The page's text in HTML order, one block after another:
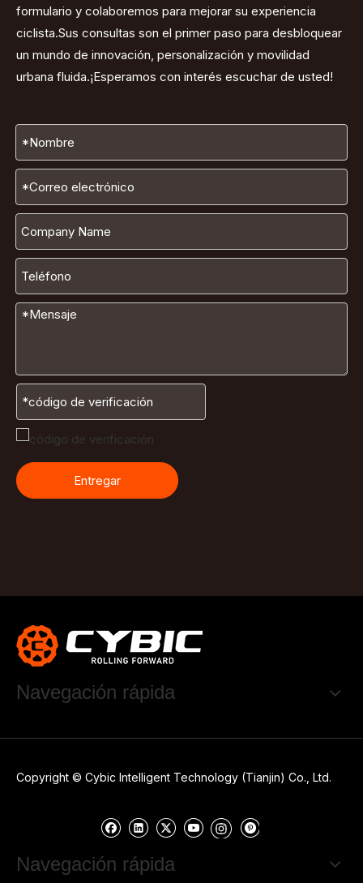
formulario y colaboremos para mejorar su experiencia
ciclista.Sus consultas son el primer paso para desbloquear
un mundo de innovación, personalización y movilidad
urbana fluida.¡Esperamos con interés escuchar de usted!
Entregar
Navegación rápida
Copyright © Cybic Intelligent Technology (Tianjin) Co., Ltd.
Navegación rápida